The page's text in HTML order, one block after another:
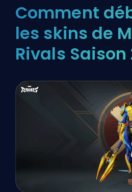
Comment
les skins de
Rivals Saison